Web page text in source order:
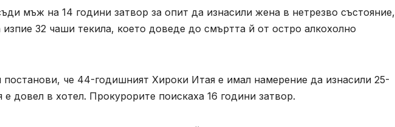
мъж на 14 години затвор за опит да изнасили жена в нетрезво състояние,
32 чаши текила, което доведе до смъртта й от остро алкохолно
че 44-годишният Хироки Итая е имал намерение да изнасили 25-
довел в хотел. Прокурорите поискаха 16 години затвор.